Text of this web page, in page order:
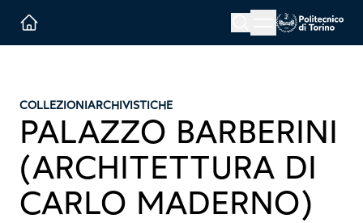
Menu button
COLLEZIONIARCHIVISTICHE
PALAZZO BARBERINI
(ARCHITETTURA DI
CARLO MADERNO)